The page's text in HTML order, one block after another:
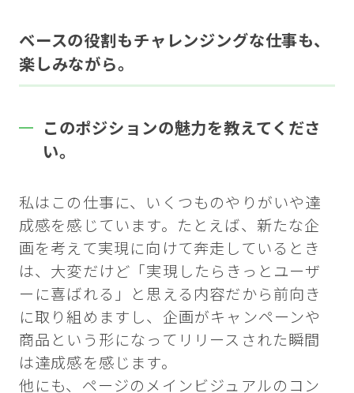
ベースの役割もチャレンジングな仕事も、
楽しみながら。
このポジションの魅力を教えてくださ
い。
私はこの仕事に、いくつものやりがいや達
成感を感じています。たとえば、新たな企
画を考えて実現に向けて奔走しているとき
は、大変だけど「実現したらきっとユーザ
ーに喜ばれる」と思える内容だから前向き
に取り組めますし、企画がキャンペーンや
商品という形になってリリースされた瞬間
は達成感を感じます。
他にも、ページのメインビジュアルのコン